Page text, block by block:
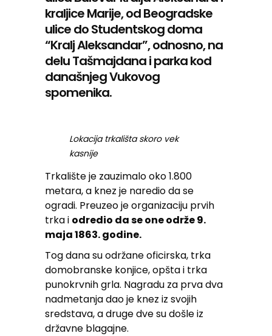
kraljice Marije, od Beogradske
ulice do Studentskog doma
“Kralj Aleksandar”, odnosno, na
delu Tašmajdana i parka kod
današnjeg Vukovog
spomenika.
Lokacija trkališta skoro vek
kasnije
Trkalište je zauzimalo oko 1.800
metara, a knez je naredio da se
ogradi. Preuzeo je organizaciju prvih
trka i odredio da se one održe 9.
maja 1863. godine.
Tog dana su održane oficirska, trka
domobranske konjice, opšta i trka
punokrvnih grla. Nagradu za prva dva
nadmetanja dao je knez iz svojih
sredstava, a druge dve su došle iz
državne blagajne.